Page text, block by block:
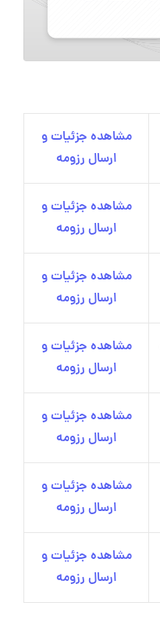
مشاهده جزئیات و
ارسال رزومه
مشاهده جزئیات و
ارسال رزومه
مشاهده جزئیات و
ارسال رزومه
مشاهده جزئیات و
ارسال رزومه
مشاهده جزئیات و
ارسال رزومه
مشاهده جزئیات و
ارسال رزومه
مشاهده جزئیات و
ارسال رزومه